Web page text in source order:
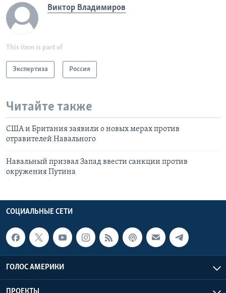
Виктор Владимиров
This item is part of
Экспертиза Россия
Читайте также
США и Британия заявили о новых мерах против
отравителей Навального
Навальный призвал Запад ввести санкции против
окружения Путина
СОЦИАЛЬНЫЕ СЕТИ
ГОЛОС АМЕРИКИ
ПРОЕКТЫ